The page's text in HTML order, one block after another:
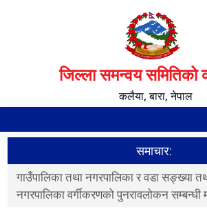
जिल्ला समन्वय समितिको
कलैया, बारा, नेपाल
समाचार:
गाउँपालिका तथा नगरपालिका र वडा सङ्ख्या
नगरपालिका वर्गीकरणको पुनरावलोकन